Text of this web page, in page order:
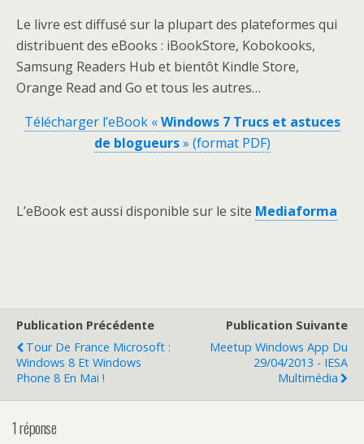
Le livre est diffusé sur la plupart des plateformes qui
distribuent des eBooks : iBookStore, Kobokooks,
Samsung Readers Hub et bientôt Kindle Store,
Orange Read and Go et tous les autres…
Télécharger l’eBook «Windows 7 Trucs et astuces
de blogueurs» (format PDF)
L’eBook est aussi disponible sur le site Mediaforma
Publication Précédente
Tour De France Microsoft :
Windows 8 Et Windows
Phone 8 En Mai !
Publication Suivante
Meetup Windows App Du
29/04/2013 - IESA
Multimédia
1 réponse